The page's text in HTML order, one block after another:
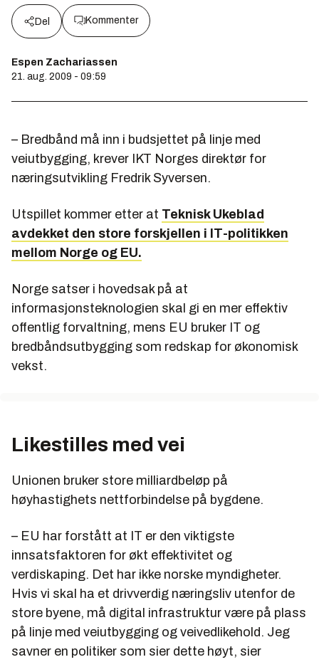
Del Kommenter
Espen Zachariassen
21. aug. 2009 - 09:59
– Bredbånd må inn i budsjettet på linje med
veiutbygging, krever IKT Norges direktør for
næringsutvikling Fredrik Syversen.
Utspillet kommer etter at Teknisk Ukeblad
avdekket den store forskjellen i IT-politikken
mellom Norge og EU.
Norge satser i hovedsak på at
informasjonsteknologien skal gi en mer effektiv
offentlig forvaltning, mens EU bruker IT og
bredbåndsutbygging som redskap for økonomisk
vekst.
Likestilles med vei
Unionen bruker store milliardbeløp på
høyhastighets nettforbindelse på bygdene.
– EU har forstått at IT er den viktigste
innsatsfaktoren for økt effektivitet og
verdiskaping. Det har ikke norske myndigheter.
Hvis vi skal ha et drivverdig næringsliv utenfor de
store byene, må digital infrastruktur være på plass
på linje med veiutbygging og veivedlikehold. Jeg
savner en politiker som sier dette høyt, sier